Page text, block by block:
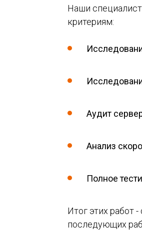
Наши
критериям:
Аудит
Анализ
Полное
Итог этих работ
последующих